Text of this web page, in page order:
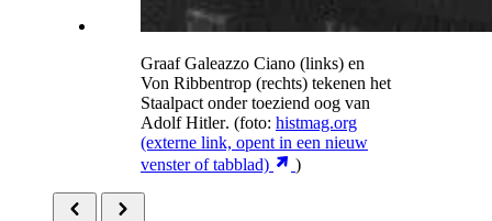
Graaf Galeazzo Ciano (links) en
Von Ribbentrop (rechts) tekenen het
Staalpact onder toeziend oog van
Adolf Hitler. (foto: histmag.org
(externe link, opent in een nieuw
venster of tabblad)
)